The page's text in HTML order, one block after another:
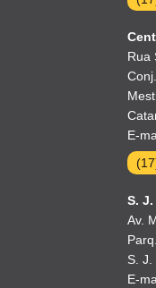
Rua
E-
S.
Av.
S. J.
E-